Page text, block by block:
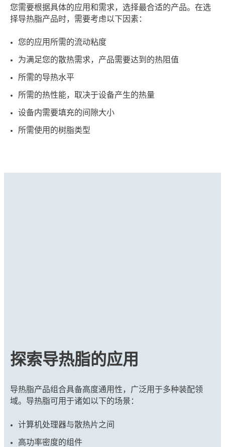
您需要根据具体的应用和需求，选择最合适的产品。在选
择导热脂产品时，需要考虑以下因素：
您的应用所需的流动粘度
为满足您的散热需求，产品需要达到的热阻值
所需的导热水平
所需的热性能，取决于设备产生的热量
设备内需要填充的间隙大小
所需使用的树脂类型
探索导热脂的应用
导热脂产品组合具备高度通用性，广泛用于多种装配领
域。导热脂可用于诸如以下的场景：
计算机处理器与散热片之间
高功率密度的组件